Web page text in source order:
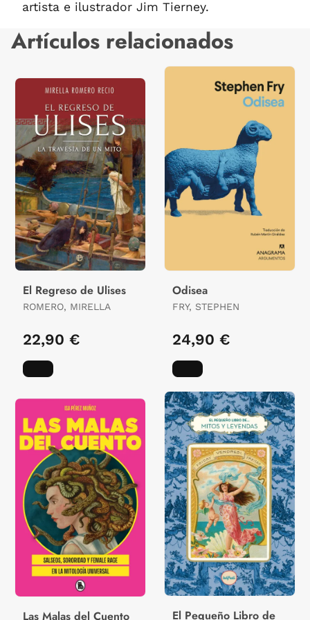
artista e ilustrador Jim Tierney.
Artículos relacionados
El Regreso de Ulises
ROMERO, MIRELLA
22,90 €
Odisea
FRY, STEPHEN
24,90 €
Las Malas del Cuento El Pequeño Libro de